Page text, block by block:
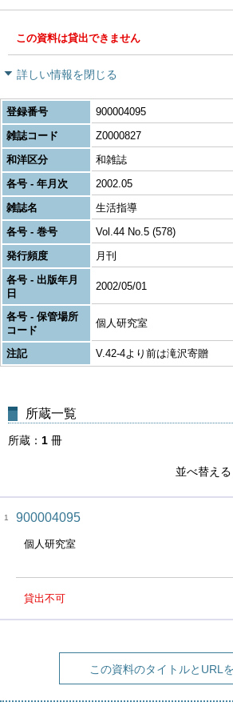
この資料は貸出できません
詳しい情報を閉じる
登録番号
900004095
雑誌コード
Z0000827
和洋区分
和雑誌
各号 - 年月次
2002.05
雑誌名
生活指導
各号 - 巻号
Vol.44 No.5 (578)
発行頻度
月刊
各号 - 出版年月
日
2002/05/01
各号 - 保管場所
コード
個人研究室
注記 V.42-4より前は滝沢寄贈
所蔵一覧
所蔵 1 冊
並べ替える
1 900004095
個人研究室
貸出不可
この資料のタイトルとURL